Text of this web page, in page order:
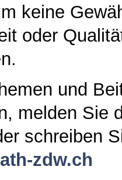
keine
oder
und
melden Sie
schreiben
zdw.ch